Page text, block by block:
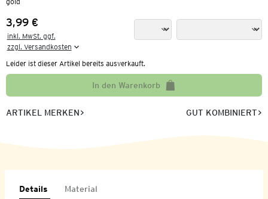
Preis:
3,99 €
inkl. MwSt. ggf.
zzgl. Versandkosten
Leider ist dieser Artikel bereits ausverkauft.
In den Warenkorb
ARTIKEL MERKEN GUT KOMBINIERT
Details Material